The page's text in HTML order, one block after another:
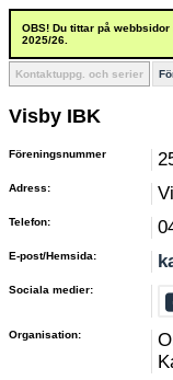
OBS! Du tittar på
2025/26.
Kontaktuppg. och serier
Visby IBK
Föreningsnummer
Adress:
Telefon:
E-post/Hemsida:
Sociala medier:
Organisation: